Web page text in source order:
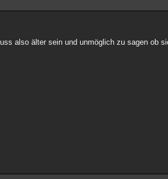
also älter sein und unmöglich zu sagen ob